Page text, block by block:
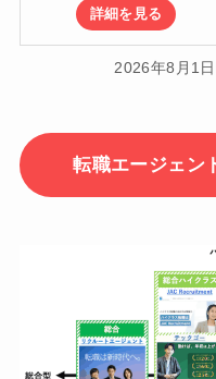
詳細を見る
2026年8月1
転職エージェン